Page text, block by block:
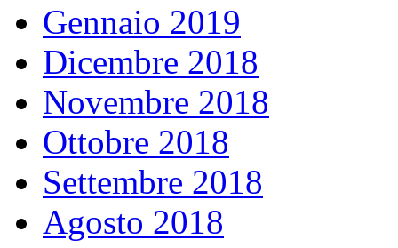
Gennaio 2019
Dicembre 2018
Novembre 2018
Ottobre 2018
Settembre 2018
Agosto 2018